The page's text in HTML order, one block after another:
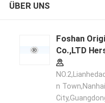
ÜBER UNS
Foshan
Co.,LTD
n